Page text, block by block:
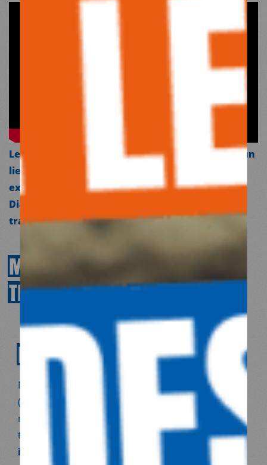
Le Nord-Littoral, passage vers l’Angleterre, est un
lieu hostile pour les exilés, qui subissent
expulsions et conditions de vie inhumaines.
Diane, coordinatrice à Dunkerque, présente le
travail de la clinique mobile.
MÉDECINSDUMONDEÀ
TRAVERSUNEVALEUR
IMPACT
DURABLE
Médecins du Monde ne se limite pas aux urgences
(crises mondiales, guerres, catastrophes
naturelles) : nous nous engageons sur le long
terme pour traiter les causes
profondes des
injustices et des